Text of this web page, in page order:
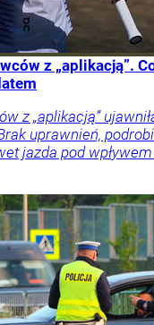
z „aplikacją”.
z „aplikacją”
uprawnień,
jazda pod